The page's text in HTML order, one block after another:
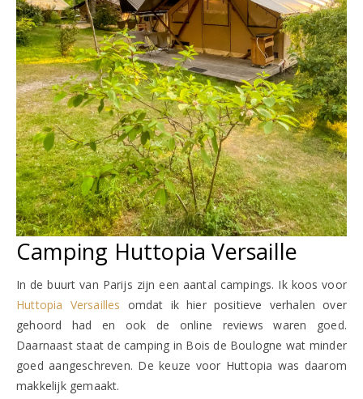
Camping Huttopia Versaille
In de buurt van Parijs zijn een aantal campings. Ik koos voor
Huttopia Versailles omdat ik hier positieve verhalen over
gehoord had en ook de online reviews waren goed.
Daarnaast staat de camping in Bois de Boulogne wat minder
goed aangeschreven. De keuze voor Huttopia was daarom
makkelijk gemaakt.